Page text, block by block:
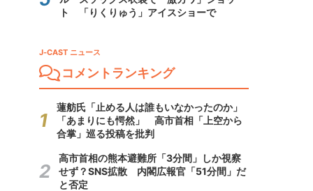
ト 「りくりゅう」アイスショーで
J-CAST ニュース
コメントランキング
蓮舫氏「止める人は誰もいなかったのか」
「あまりにも愕然」 高市首相「上空から
合掌」巡る投稿を批判
高市首相の熊本避難所「3分間」しか視察
せず？SNS拡散 内閣広報官「51分間」だ
と否定